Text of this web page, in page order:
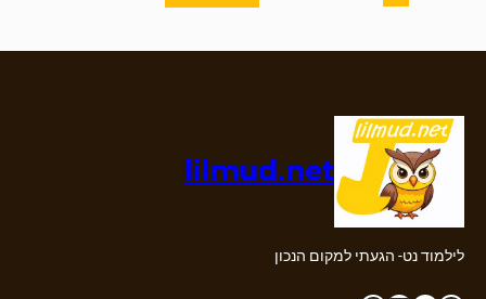
אינטגרלים
lilmud.net
לילמוד נט- הגעתי למקום הנכון